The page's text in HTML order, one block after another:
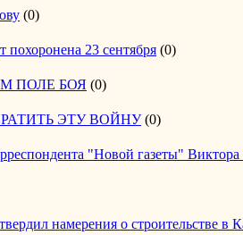
(0)
похоронена 23 сентября (0)
ПОЛЕ БОЯ (0)
ЭТУ ВОЙНУ (0)
"Новой газеты"
намерения о строительстве в